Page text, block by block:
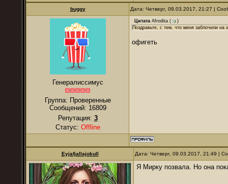
buggy Дата: Четверг, 09.03.2017, 21:27 |
Генералиссимус
Группа: Проверенные
Сообщений: 16809
Репутация: 3
Статус: Offline
Цитата Afrodita (
)
Поздравьте, с тем, что меня заблочили на
офигеть
Eyjafjallajokull Дата: Четверг, 09.03.2017, 21:49 |
Я Мирку позвала. Но она